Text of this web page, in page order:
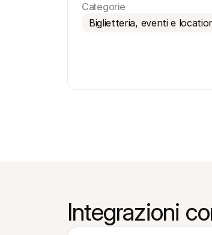
Categorie
Biglietteria, eventi e
Integrazioni